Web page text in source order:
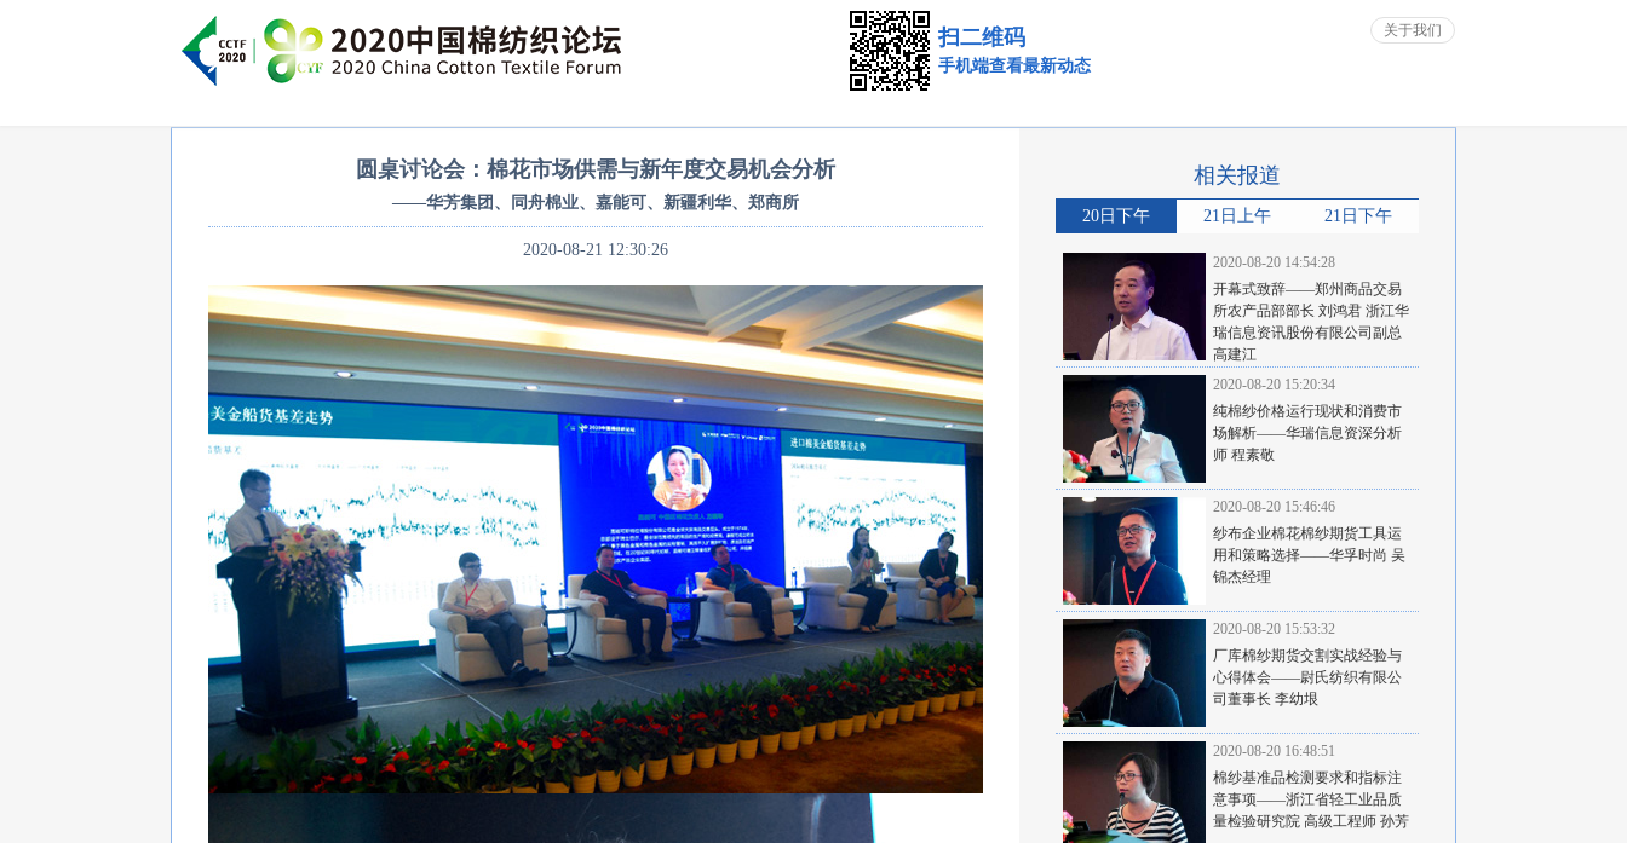
扫二维码
手机端查看最新动态
关于我们
圆桌讨论会：棉花市场供需与新年度交易机会分析
——华芳集团、同舟棉业、嘉能可、新疆利华、郑商所
2020-08-21 12:30:26
相关报道
20日下午 21日上午 21日下午
2020-08-20 14:54:28
开幕式致辞——郑州商品交易
所农产品部部长 刘鸿君 浙江华
瑞信息资讯股份有限公司副总
高建江
2020-08-20 15:20:34
纯棉纱价格运行现状和消费市
场解析——华瑞信息资深分析
师 程素敬
2020-08-20 15:46:46
纱布企业棉花棉纱期货工具运
用和策略选择——华孚时尚 吴
锦杰经理
2020-08-20 15:53:32
厂库棉纱期货交割实战经验与
心得体会——尉氏纺织有限公
司董事长 李幼垠
2020-08-20 16:48:51
棉纱基准品检测要求和指标注
意事项——浙江省轻工业品质
量检验研究院 高级工程师 孙芳